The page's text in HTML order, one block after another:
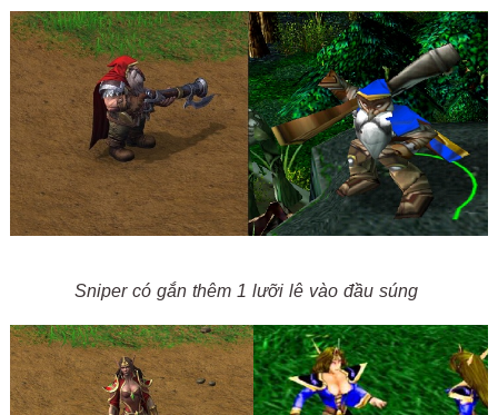
Sniper có gắn thêm 1 lưỡi lê vào đầu súng